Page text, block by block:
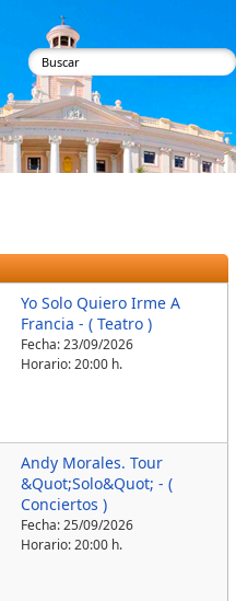
Formulario de
búsqueda
Yo Solo Quiero Irme A
Francia - ( Teatro )
Fecha:23/09/2026
Horario: 20:00 h.
Andy Morales. Tour
&Quot;Solo&Quot; - (
Conciertos )
Fecha:25/09/2026
Horario: 20:00 h.